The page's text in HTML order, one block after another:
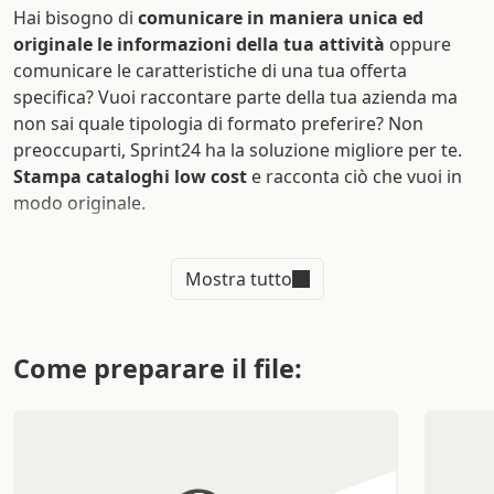
Hai bisogno di comunicare in maniera unica ed
originale le informazioni della tua attività oppure
comunicare le caratteristiche di una tua offerta
specifica? Vuoi raccontare parte della tua azienda ma
non sai quale tipologia di formato preferire? Non
preoccuparti, Sprint24 ha la soluzione migliore per te.
Stampa cataloghi low cost e racconta ciò che vuoi in
modo originale.
Diverse grammature di carta tra cui scegliere
online
Mostra tutto
Come preparare il file: